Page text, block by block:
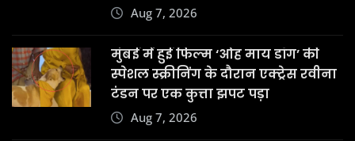
Aug 7, 2026
मुंबई में हुई फिल्म ‘ओह माय डॉग’ की
स्पेशल स्क्रीनिंग के दौरान एक्ट्रेस रवीना
टंडन पर एक कुत्ता झपट पड़ा
Aug 7, 2026